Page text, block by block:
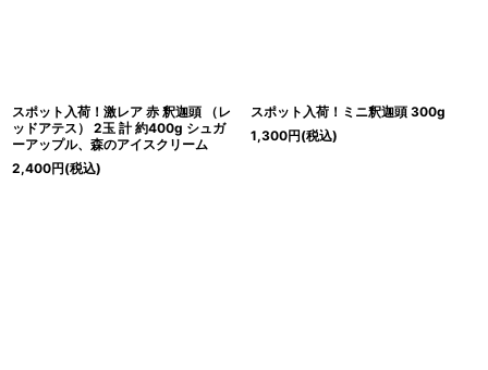
スポット入荷！激レア 赤 釈迦頭 （レ
ッドアテス） 2玉 計 約400g シュガ
ーアップル、森のアイスクリーム
2,400円(税込)
スポット入荷！ミニ釈迦頭 300g
1,300円(税込)